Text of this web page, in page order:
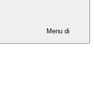
Menu di